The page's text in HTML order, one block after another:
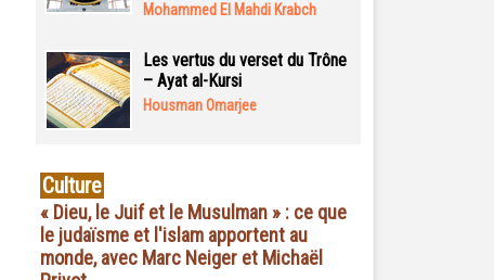
Mohammed El Mahdi Krabch
Les vertus du verset du Trône
– Ayat al-Kursi
Housman Omarjee
Culture
« Dieu, le Juif et le Musulman » : ce que
le judaïsme et l'islam apportent au
monde, avec Marc Neiger et Michaël